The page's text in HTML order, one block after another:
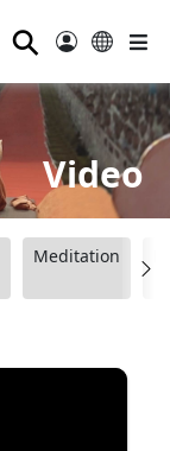
⚲
Video
Meditation